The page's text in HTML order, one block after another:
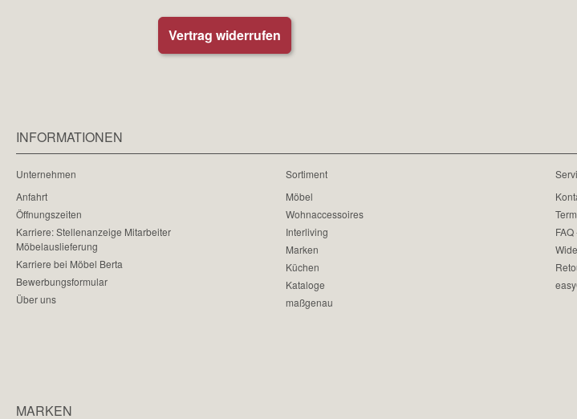
Vertrag widerrufen
INFORMATIONEN
Unternehmen
Anfahrt
Öffnungszeiten
Karriere: Stellenanzeige Mitarbeiter
Möbelauslieferung
Karriere bei Möbel Berta
Bewerbungsformular
Über uns
Sortiment
Möbel
Wohnaccessoires
Interliving
Marken
Küchen
Kataloge
maßgenau
MARKEN